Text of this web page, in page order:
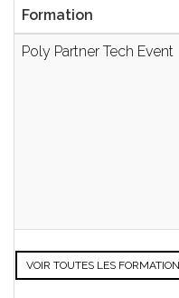
Formation
Poly Partner Tech Event
VOIR TOUTES LES